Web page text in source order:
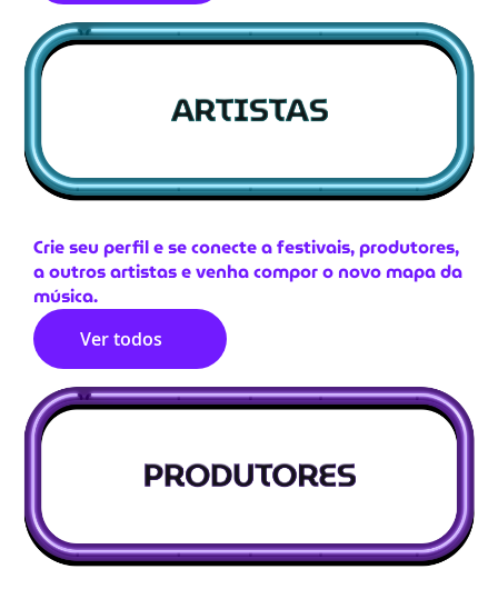
Crie seu perfil e se conecte a festivais, produtores,
a outros artistas e venha compor o novo mapa da
música.
Ver todos